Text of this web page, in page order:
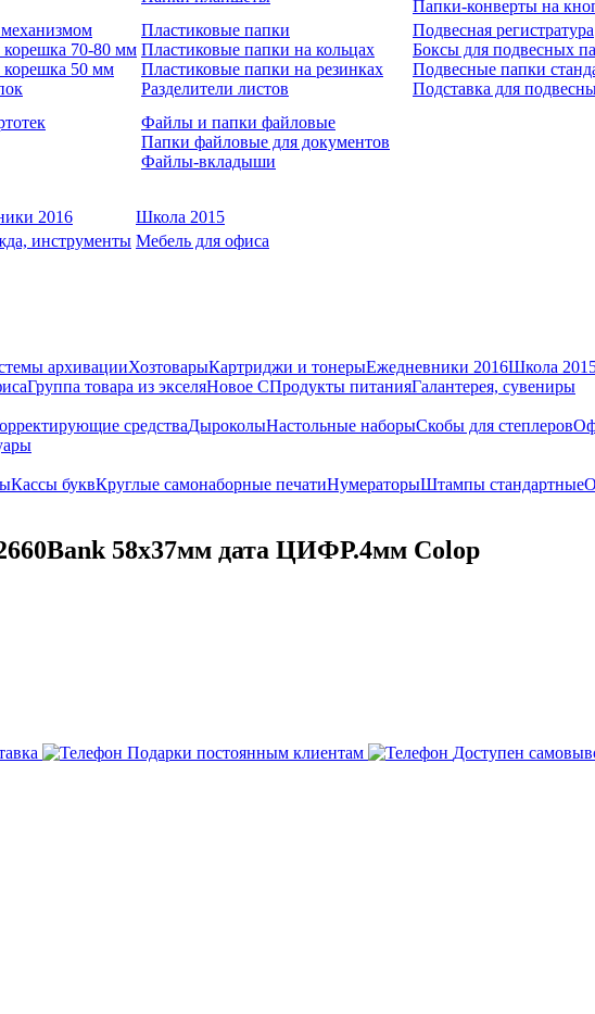
Папки-конверты на
70-80 мм
50 мм
Пластиковые папки
Пластиковые папки на кольцах
Пластиковые папки на резинках
Разделители листов
Подвесная регистратура
Боксы для подвесных
Подвесные папки
Подставка для
Файлы и папки файловые
Папки файловые для документов
Файлы-вкладыши
2016
Школа 2015
инструменты Мебель для офиса
архивацииХозтоварыКартриджи и тонерыЕжедневники 2016Школа
Группа товара из экселяНовое СПродукты питанияГалантерея, сувениры
средстваДыроколыНастольные наборыСкобы для степлеров
Кассы буквКруглые самонаборные печатиНумераторыШтампы стандартные
58х37мм дата ЦИФР.4мм Colop
Подарки постоянным клиентам Доступен